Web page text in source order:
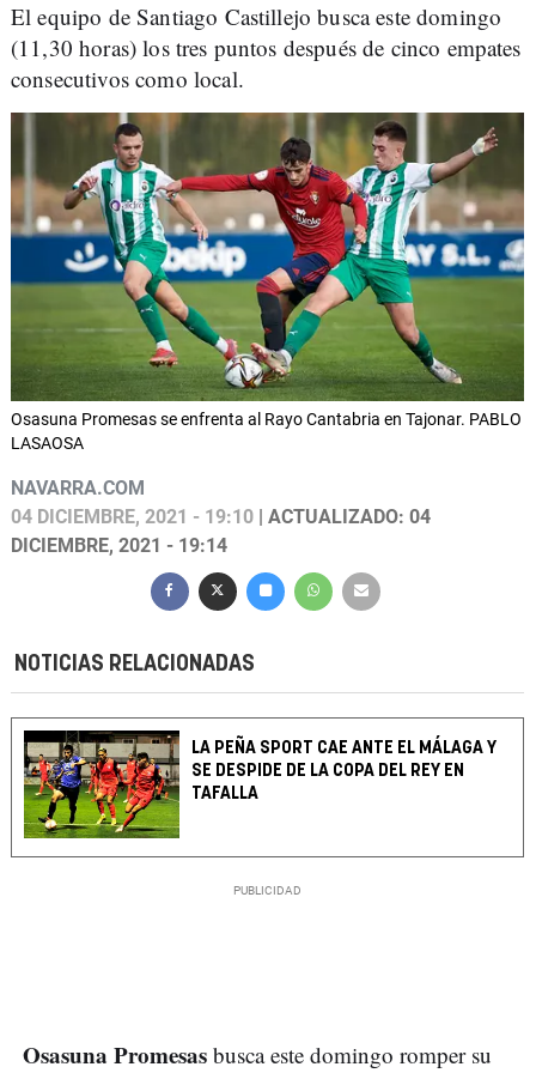
El equipo de Santiago Castillejo busca este domingo
(11,30 horas) los tres puntos después de cinco empates
consecutivos como local.
Osasuna Promesas se enfrenta al Rayo Cantabria en Tajonar. PABLO
LASAOSA
NAVARRA.COM
04 DICIEMBRE, 2021 - 19:10 | ACTUALIZADO: 04
DICIEMBRE, 2021 - 19:14
NOTICIAS RELACIONADAS
LA PEÑA SPORT CAE ANTE EL MÁLAGA Y
SE DESPIDE DE LA COPA DEL REY EN
TAFALLA
Osasuna Promesas busca este domingo romper su